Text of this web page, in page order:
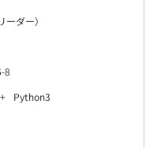
ダー）
8
Python3